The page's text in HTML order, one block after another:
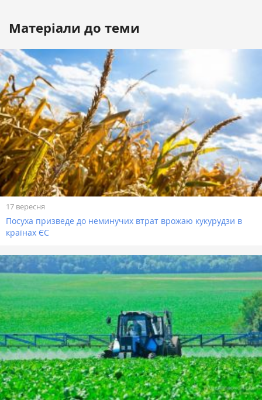
Матеріали до теми
17 вересня
Посуха призведе до неминучих втрат врожаю кукурудзи в
країнах ЄС